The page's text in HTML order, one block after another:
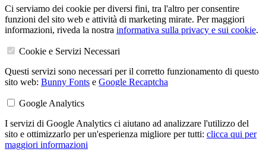
Ci serviamo dei cookie per diversi fini, tra l'altro per consentire
funzioni del sito web e attività di marketing mirate. Per maggiori
informazioni, riveda la nostra informativa sulla privacy e sui cookie.
Cookie e Servizi Necessari
Questi servizi sono necessari per il corretto funzionamento di questo
sito web: Bunny Fonts e Google Recaptcha
Google Analytics
I servizi di Google Analytics ci aiutano ad analizzare l'utilizzo del
sito e ottimizzarlo per un'esperienza migliore per tutti: clicca qui per
maggiori informazioni